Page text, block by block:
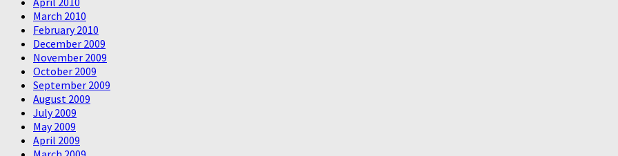
March 2010
February 2010
December 2009
November 2009
October 2009
September 2009
August 2009
July 2009
May 2009
April 2009